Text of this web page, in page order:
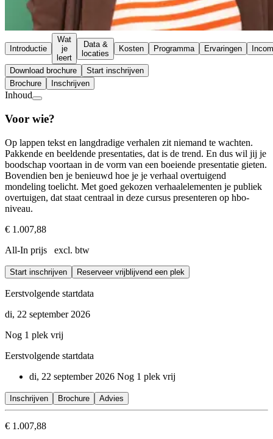
Introductie
Wat
je
leert
Data &
locaties
Kosten Programma Ervaringen
Download brochure
Start inschrijven
Brochure
Inschrijven
Inhoud
Voor wie?
Op lappen tekst en langdradige verhalen zit niemand te wachten.
Pakkende en beeldende presentaties, dat is de trend. En dus wil jij je
boodschap voortaan in de vorm van een boeiende presentatie gieten.
Bovendien ben je benieuwd hoe je je verhaal overtuigend
mondeling toelicht. Met goed gekozen verhaalelementen je publiek
overtuigen, dat staat centraal in deze cursus presenteren op hbo-
niveau.
€ 1.007,88
All-In prijs excl. btw
Start inschrijven Reserveer vrijblijvend een plek
Eerstvolgende startdata
di, 22 september 2026
Nog 1 plek vrij
Eerstvolgende startdata
di, 22 september 2026 Nog 1 plek vrij
Inschrijven Brochure Advies
€ 1.007,88